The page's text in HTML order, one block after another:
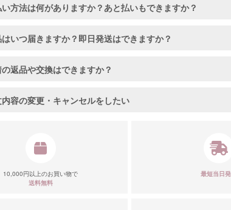
方法は何がありますか？あと払いもできますか？
いつ届きますか？即日発送はできますか？
返品や交換はできますか？
容の変更・キャンセルをしたい
10,000円以上のお買い物で
送料無料
最短当日